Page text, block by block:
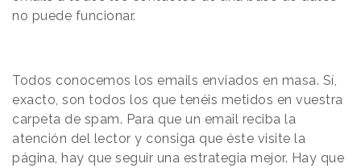
no puede funcionar.
Todos conocemos los emails enviados en masa. Sí,
exacto, son todos los que tenéis metidos en vuestra
carpeta de spam. Para que un email reciba la
atención del lector y consiga que éste visite la
página, hay que seguir una estrategia mejor. Hay que